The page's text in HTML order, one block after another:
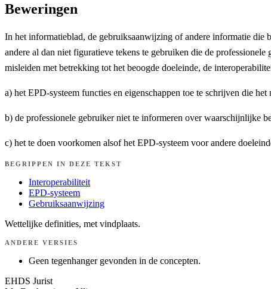
Beweringen
In het informatieblad, de gebruiksaanwijzing of andere informatie die
andere al dan niet figuratieve tekens te gebruiken die de
misleiden met betrekking tot het beoogde doeleinde, de
a) het EPD-systeem functies en eigenschappen toe te schrijven die het
b) de professionele gebruiker niet te informeren over waarschijnlijke
c) het te doen voorkomen alsof het EPD-systeem voor andere
BEGRIPPEN IN DEZE TEKST
Interoperabiliteit
EPD-systeem
Gebruiksaanwijzing
Wettelijke definities, met vindplaats.
ANDERE VERSIES
Geen tegenhanger gevonden in de concepten.
EHDS Jurist